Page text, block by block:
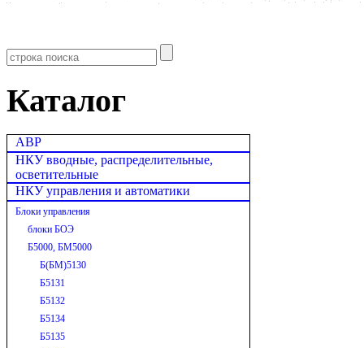
Каталог
АВР
НКУ вводные, распределительные,
осветительные
НКУ управления и автоматики
Блоки управления
блоки БОЭ
Б5000, БМ5000
Б(БМ)5130
Б5131
Б5132
Б5134
Б5135